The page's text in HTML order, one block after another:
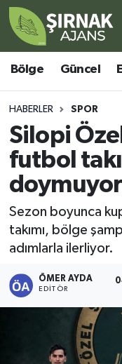
Bölge Güncel
HABERLER SPOR
Silopi
futbol
doymuyor
Sezon boyunca
takımı, bölge
adımlarla ilerliyor.
ÖMER AYDA
EDITÖR
Bölge
Güncel
Ekonomi
Şırnak
Yaşam
Sağlık
Siyaset
Şırnak
Şırnak Hava
Şirnak Namaz
Şırnak Trafik
Süper Lig
Tüm Manşetler